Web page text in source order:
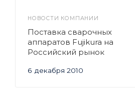
НОВОСТИ КОМПАНИИ
6 декабря 2010
Поставка сварочных
аппаратов Fujikura на
Российский рынок